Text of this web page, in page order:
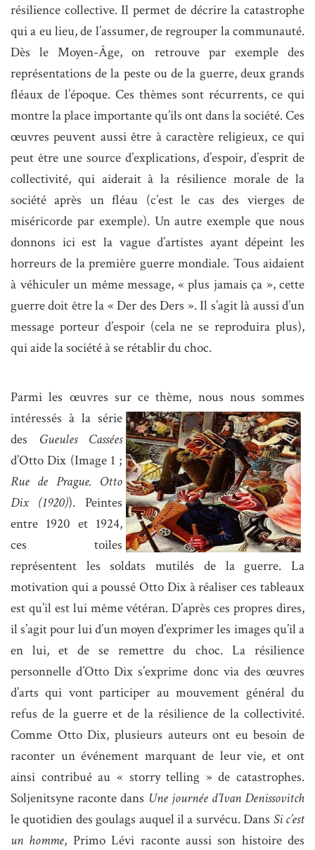
résilience collective. Il permet de décrire la catastrophe
qui a eu lieu, de l’assumer, de regrouper la communauté.
Dès le Moyen-Âge, on retrouve par exemple des
représentations de la peste ou de la guerre, deux grands
fléaux de l’époque. Ces thèmes sont récurrents, ce qui
montre la place importante qu’ils ont dans la société. Ces
œuvres peuvent aussi être à caractère religieux, ce qui
peut être une source d’explications, d’espoir, d’esprit de
collectivité, qui aiderait à la résilience morale de la
société après un fléau (c’est le cas des vierges de
miséricorde par exemple). Un autre exemple que nous
donnons ici est la vague d’artistes ayant dépeint les
horreurs de la première guerre mondiale. Tous aidaient
à véhiculer un même message, « plus jamais ça », cette
guerre doit être la « Der des Ders ». Il s’agit là aussi d’un
message porteur d’espoir (cela ne se reproduira plus),
qui aide la société à se rétablir du choc.
Parmi les œuvres sur ce thème, nous nous sommes
intéressés à la série
des Gueules Cassées
d’Otto Dix (Image 1 ;
Rue de Prague. Otto
Dix (1920)). Peintes
entre 1920 et 1924,
ces toiles
représentent les soldats mutilés de la guerre. La
motivation qui a poussé Otto Dix à réaliser ces tableaux
est qu’il est lui même vétéran. D’après ces propres dires,
il s’agit pour lui d’un moyen d’exprimer les images qu’il a
en lui, et de se remettre du choc. La résilience
personnelle d’Otto Dix s’exprime donc via des œuvres
d’arts qui vont participer au mouvement général du
refus de la guerre et de la résilience de la collectivité.
Comme Otto Dix, plusieurs auteurs ont eu besoin de
raconter un événement marquant de leur vie, et ont
ainsi contribué au « storry telling » de catastrophes.
Soljenitsyne raconte dans Une journée d’Ivan Denissovitch
le quotidien des goulags auquel il a survécu. Dans Si c’est
un homme, Primo Lévi raconte aussi son histoire des